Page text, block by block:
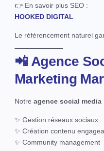
👉 En savoir plus SEO :
HOOKED DIGITAL
Le référencement naturel
📲 Agence
Marketing
Notre agence social media
✨ Gestion réseaux sociaux
✨ Création contenu
✨ Community management